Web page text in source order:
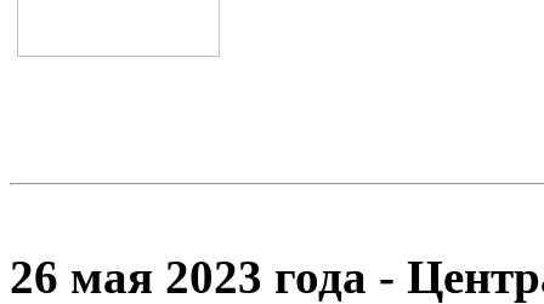
26 мая 2023 года -